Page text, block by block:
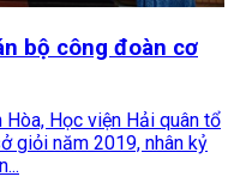
bộ công đoàn cơ
Hòa, Học viện Hải quân tổ
giỏi năm 2019, nhân kỷ